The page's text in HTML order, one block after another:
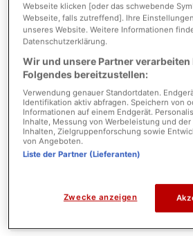
Detaillierte
Flächen
Schlafzimmer 8
Badezimmer
Webseite klicken [oder das schwebende
Webseite, falls zutreffend]. Ihre
unseres Website. Weitere Informationen
Datenschutzerklärung.
Wir und unsere Partner verarbeiten
Folgendes bereitzustellen:
Verwendung genauer Standortdaten.
Identifikation aktiv abfragen. Speichern von
Informationen auf einem Endgerät.
Inhalte, Messung von Werbeleistung und der
Inhalten, Zielgruppenforschung sowie
von Angeboten.
Liste der Partner (Lieferanten)
Zwecke anzeigen